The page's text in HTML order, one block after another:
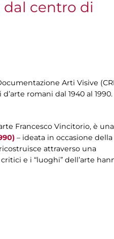
dal centro di
Arti Visive
romani dal 1940 al 1990.
Francesco Vincitorio, è una
– ideata in occasione della
attraverso una
e i “luoghi” dell’arte